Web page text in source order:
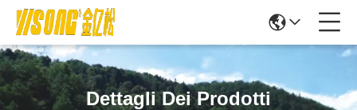
Dettagli Dei Prodotti